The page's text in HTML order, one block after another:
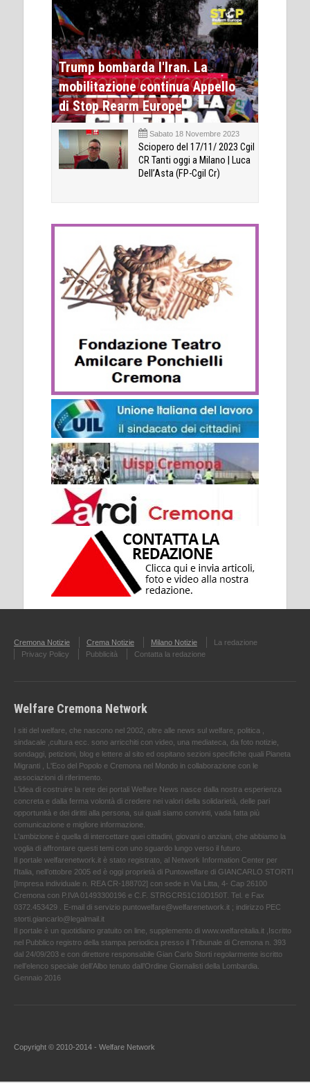
Trump bombarda l'Iran. La
mobilitazione continua Appello
di Stop Rearm Europe
Sabato 18 Novembre 2023
Sciopero del 17/11/ 2023 Cgil
CR Tanti oggi a Milano | Luca
Dell’Asta (FP-Cgil Cr)
Cremona Notizie Crema Notizie Milano Notizie
La redazione
Privacy Policy
Pubblicità Contatta la redazione
Welfare Cremona Network
I siti del welfare, che nascono nel 2002, oltre alle news sul welfare, politica ,
sindacale ,cultura ecc. sono arricchiti con video, una mediateca, da foto notizie,
sondaggi, petizioni, blog e lettere al sito ed ospitano sezioni specifiche quali Pianeta
Migranti , L'Eco del Popolo e Cremona nel Mondo in collaborazione con le
associazioni di riferimento.
L'idea di costruire la rete dei portali Welfare News nasce dalla nostra esperienza
concreta e dalla ferma volontà di credere nei valori della solidarietà, delle pari
opportunità e dei diritti alla persona, sui quali siamo convinti, vada fatta più
comunicazione e migliore informazione.
L'ambizione è quella di intercettare quei cittadini, giovani o anziani, che abbiamo la
voglia di affrontare questi temi con uno sguardo lungo verso il futuro.
Il portale welfarenetwork.it è stato registrato, al Network Information Center per
l'Italia, nell’ottobre 2005 ed è oggi proprietà di Puntowelfare di GIANCARLO STORTI
[Impresa individuale n. REA CR-188702] con sede in Via Litta, 4- Cap 26100
Cremona con P.IVA 01493300196 e C.F. STRGCR51C10D150T. Tel. e Fax
0372.453429 . E-mail di servizio puntowelfare@welfarenetwork.it ; indirizzo PEC
storti.giancarlo@legalmail.it
Il portale è un quotidiano gratuito on line, supplemento di www.welfareitalia.it ,Iscritto
nel Pubblico registro della stampa periodica presso il Tribunale di Cremona n. 393
dal 24/09/203 e con direttore responsabile Gian Carlo Storti regolarmente iscritto
nell’elenco speciale dell’Albo tenuto dall’Ordine Giornalisti della Lombardia.
Gennaio 2016
Copyright © 2010-2014 - Welfare Network